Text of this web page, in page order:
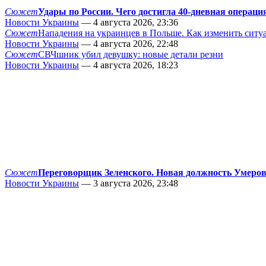
СюжетУдары по России. Чего достигла 40-дневная
Новости Украины — 4 августа 2026, 23:36
СюжетНападения на украинцев в Польше. Как изменить
Новости Украины — 4 августа 2026, 22:48
СюжетСВЧшник убил девушку: новые детали резни
Новости Украины — 4 августа 2026, 18:23
СюжетПереговорщик Зеленского. Новая должность
Новости Украины — 3 августа 2026, 23:48